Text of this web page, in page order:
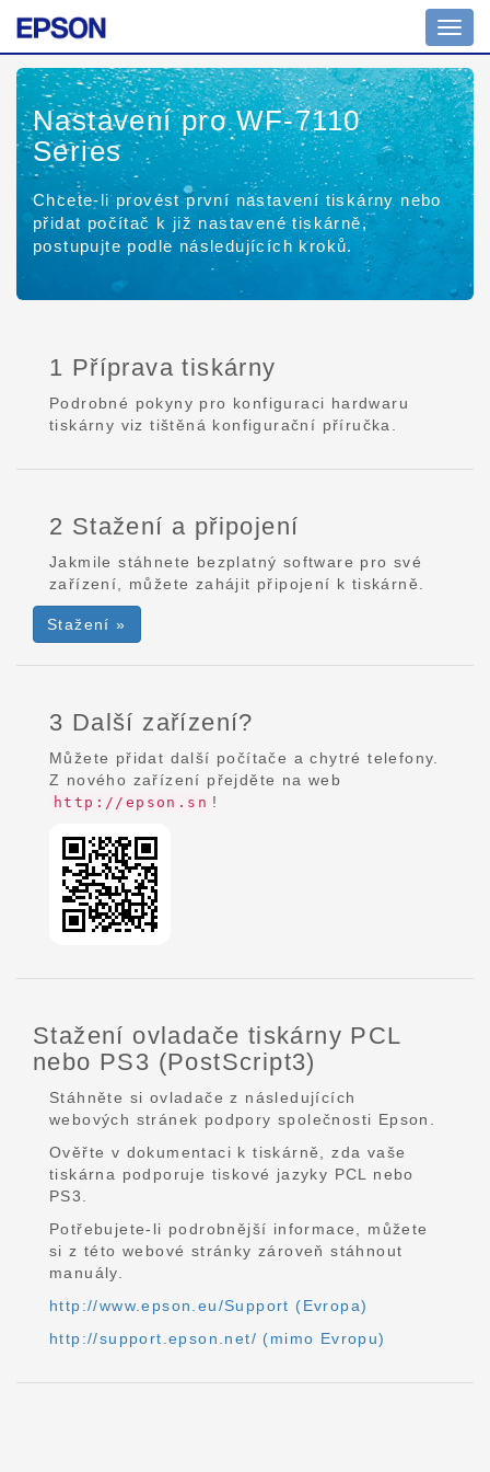
Nastavení pro WF-7110
Series
Chcete-li provést první nastavení tiskárny nebo
přidat počítač k již nastavené tiskárně,
postupujte podle následujících kroků.
1 Příprava tiskárny
Podrobné pokyny pro konfiguraci hardwaru
tiskárny viz tištěná konfigurační příručka.
2 Stažení a připojení
Jakmile stáhnete bezplatný software pro své
zařízení, můžete zahájit připojení k tiskárně.
Stažení »
3 Další zařízení?
Můžete přidat další počítače a chytré telefony.
Z nového zařízení přejděte na web
http://epson.sn !
Stažení ovladače tiskárny PCL
nebo PS3 (PostScript3)
Stáhněte si ovladače z následujících
webových stránek podpory společnosti Epson.
Ověřte v dokumentaci k tiskárně, zda vaše
tiskárna podporuje tiskové jazyky PCL nebo
PS3.
Potřebujete-li podrobnější informace, můžete
si z této webové stránky zároveň stáhnout
manuály.
http://www.epson.eu/Support (Evropa)
http://support.epson.net/ (mimo Evropu)